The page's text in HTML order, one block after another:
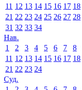
11 12 13 14 15 16 17 18
21 22 23 24 25 26 27 28
31 32 33 34
Нав.
1
2 3 4 5 6 7 8
11 12 13 14 15 16 17 18
21 22 23 24
Суд.